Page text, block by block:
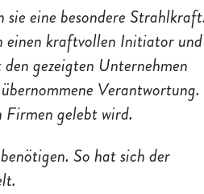
eine besondere
einen kraftvollen Initiator und
gezeigten Unternehmen
Verantwortung.
gelebt wird.
So hat sich der